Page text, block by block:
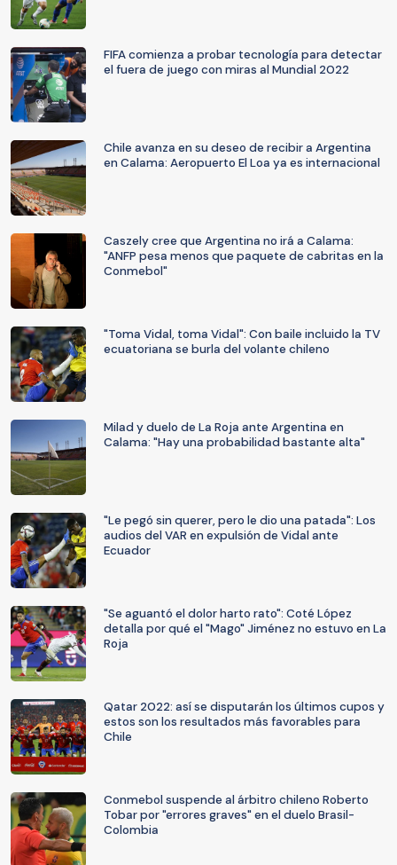
FIFA comienza a probar tecnología para detectar
el fuera de juego con miras al Mundial 2022
Chile avanza en su deseo de recibir a Argentina
en Calama: Aeropuerto El Loa ya es internacional
Caszely cree que Argentina no irá a Calama:
"ANFP pesa menos que paquete de cabritas en la
Conmebol"
"Toma Vidal, toma Vidal": Con baile incluido la TV
ecuatoriana se burla del volante chileno
Milad y duelo de La Roja ante Argentina en
Calama: "Hay una probabilidad bastante alta"
"Le pegó sin querer, pero le dio una patada": Los
audios del VAR en expulsión de Vidal ante
Ecuador
"Se aguantó el dolor harto rato": Coté López
detalla por qué el "Mago" Jiménez no estuvo en La
Roja
Qatar 2022: así se disputarán los últimos cupos y
estos son los resultados más favorables para
Chile
Conmebol suspende al árbitro chileno Roberto
Tobar por "errores graves" en el duelo Brasil-
Colombia